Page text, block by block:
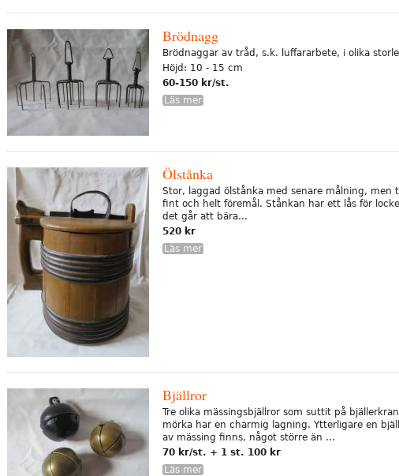
Brödnagg
Brödnaggar av tråd, s.k. luffararbete, i olika
Höjd: 10 - 15 cm
60-150 kr/st.
Läs mer
Ölstånka
Stor, laggad ölstånka med senare målning, men
fint och helt föremål. Stånkan har ett lås för
det går att bära...
520 kr
Läs mer
Bjällror
Tre olika mässingsbjällror som suttit på
mörka har en charmig lagning. Ytterligare en
av mässing finns, något större än ...
70 kr/st. + 1 st. 100 kr
Läs mer